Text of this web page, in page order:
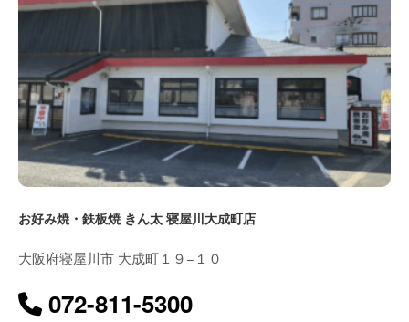
お好み焼・鉄板焼 きん太 寝屋川大成町店
大阪府寝屋川市 大成町１９−１０
072-811-5300